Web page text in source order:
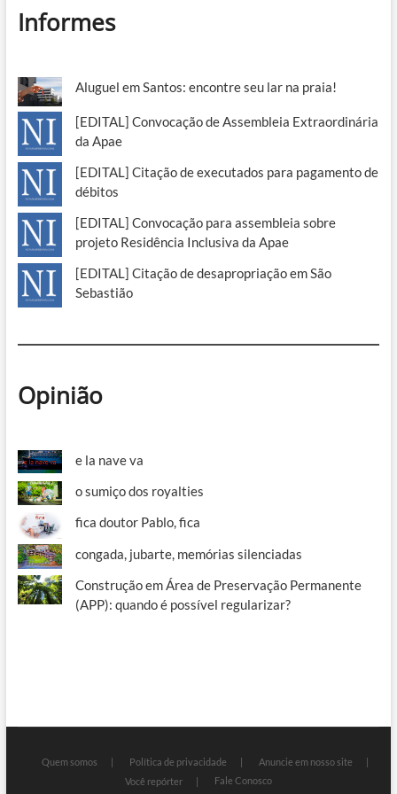
Informes
Aluguel em Santos: encontre seu lar na praia!
[EDITAL] Convocação de Assembleia Extraordinária
da Apae
[EDITAL] Citação de executados para pagamento de
débitos
[EDITAL] Convocação para assembleia sobre
projeto Residência Inclusiva da Apae
[EDITAL] Citação de desapropriação em São
Sebastião
Opinião
e la nave va
o sumiço dos royalties
fica doutor Pablo, fica
congada, jubarte, memórias silenciadas
Construção em Área de Preservação Permanente
(APP): quando é possível regularizar?
Quem somos Política de privacidade
Anuncie em nosso site
Você repórter
Fale Conosco